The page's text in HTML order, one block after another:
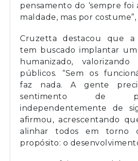
pensamento do ‘sempre foi
maldade, mas por costume”,
Cruzetta destacou que a
tem buscado implantar
humanizado, valorizando
públicos. “Sem os
faz nada. A gente
sentimento de
independentemente de
afirmou, acrescentando
alinhar todos em torno
propósito: o